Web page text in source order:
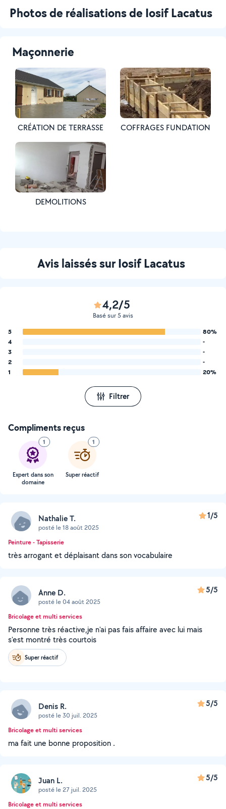
Photos de réalisations de Iosif Lacatus
Maçonnerie
CRÉATION DE TERRASSE COFFRAGES FUNDATION
DEMOLITIONS
Avis laissés sur Iosif Lacatus
4,2/5
Basé sur 5 avis
5
80%
4
-
3
-
2
-
1
20%
Filtrer
Compliments reçus
1
Expert dans son
domaine
1
Super réactif
Nathalie T.
posté le 18 août 2025
1/5
Peinture - Tapisserie
très arrogant et déplaisant dans son vocabulaire
Anne D.
posté le 04 août 2025
5/5
Bricolage et multi services
Personne très réactive,je n'ai pas fais affaire avec lui mais
s'est montré très courtois
Super réactif
Denis R.
posté le 30 juil. 2025
5/5
Bricolage et multi services
ma fait une bonne proposition .
Juan L.
posté le 27 juil. 2025
5/5
Bricolage et multi services